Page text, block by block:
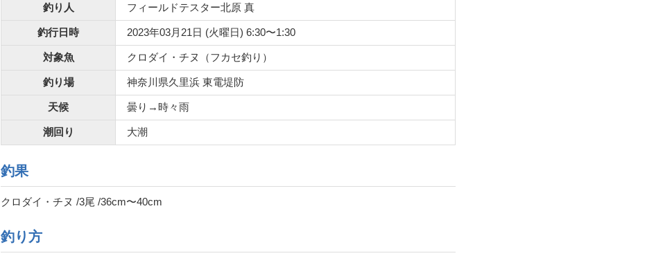
釣り人 フィールドテスター北原 真
釣行日時 2023年03月21日 (火曜日) 6:30〜1:30
対象魚 クロダイ・チヌ（フカセ釣り）
釣り場 神奈川県久里浜 東電堤防
天候 曇り→時々雨
潮回り 大潮
釣果
クロダイ・チヌ /3尾 /36cm〜40cm
釣り方